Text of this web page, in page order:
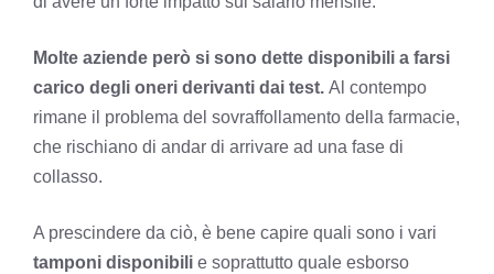
Molte aziende però si sono dette disponibili a farsi
carico degli oneri derivanti dai test. Al contempo
rimane il problema del sovraffollamento della farmacie,
che rischiano di andar di arrivare ad una fase di
collasso.
A prescindere da ciò, è bene capire quali sono i vari
tamponi disponibili e soprattutto quale esborso